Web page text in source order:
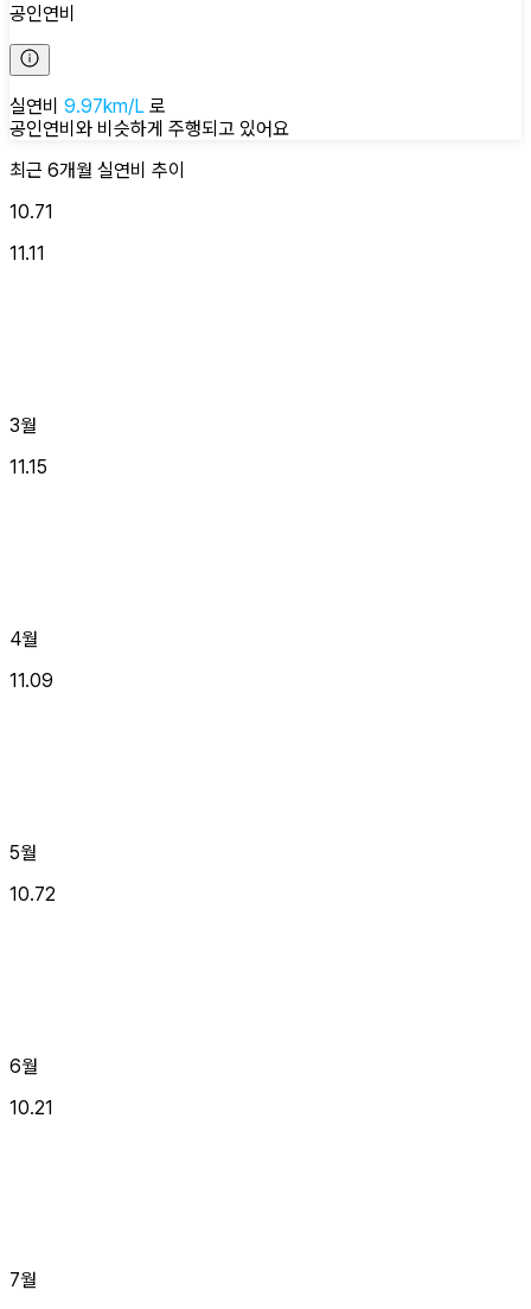
공인연비
실연비 9.97km/L 로
공인연비와 비슷하게 주행되고 있어요
최근 6개월 실연비 추이
10.71
11.11
3월
11.15
4월
11.09
5월
10.72
6월
10.21
7월